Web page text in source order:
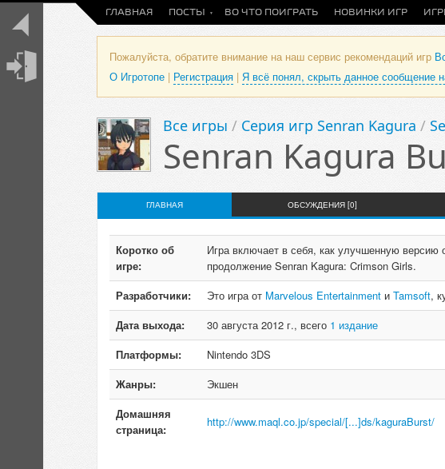
ГЛАВНАЯ ПОСТЫ ВО ЧТО ПОИГРАТЬ НОВИНКИ ИГР
Пожалуйста, обратите внимание на наш сервис рекомендаций игр
О Игротопе | Регистрация | Я всё понял, скрыть данное сообщение
Все игры / Серия игр Senran Kagura /
Senran Kagura
ГЛАВНАЯ ОБСУЖДЕНИЯ [0]
Коротко об
игре:
Игра включает в себя, как улучшенную версию
продолжение Senran Kagura: Crimson Girls.
Разработчики:
Это игра от Marvelous Entertainment и Tamsoft,
Дата выхода:
30 августа 2012 г., всего 1 издание
Платформы:
Nintendo 3DS
Жанры:
Экшен
Домашняя
страница:
http://www.maql.co.jp/special/[...]ds/kaguraBurst/